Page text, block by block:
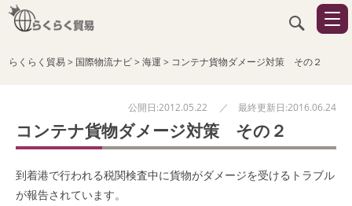
らくらく貿易> 国際物流ナビ>海運 > コンテナ貨物ダメージ対策 その２
公開日:2012.05.22 ／ 最終更新日:2016.06.24
コンテナ貨物ダメージ対策 その２
到着港で行われる税関検査中に貨物がダメージを受けるトラブル
が報告されています。